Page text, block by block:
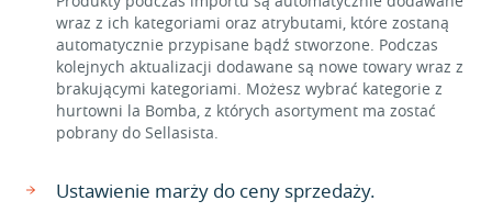
wraz z ich kategoriami oraz atrybutami, które zostaną
automatycznie przypisane bądź stworzone. Podczas
kolejnych aktualizacji dodawane są nowe towary wraz z
brakującymi kategoriami. Możesz wybrać kategorie z
hurtowni la Bomba, z których asortyment ma zostać
pobrany do Sellasista.
Ustawienie marży do ceny sprzedaży.